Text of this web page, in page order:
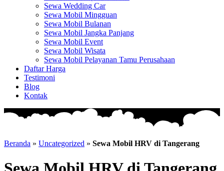
Sewa Wedding Car
Sewa Mobil Mingguan
Sewa Mobil Bulanan
Sewa Mobil Jangka Panjang
Sewa Mobil Event
Sewa Mobil Wisata
Sewa Mobil Pelayanan Tamu Perusahaan
Daftar Harga
Testimoni
Blog
Kontak
Beranda » Uncategorized » Sewa Mobil HRV di Tangerang